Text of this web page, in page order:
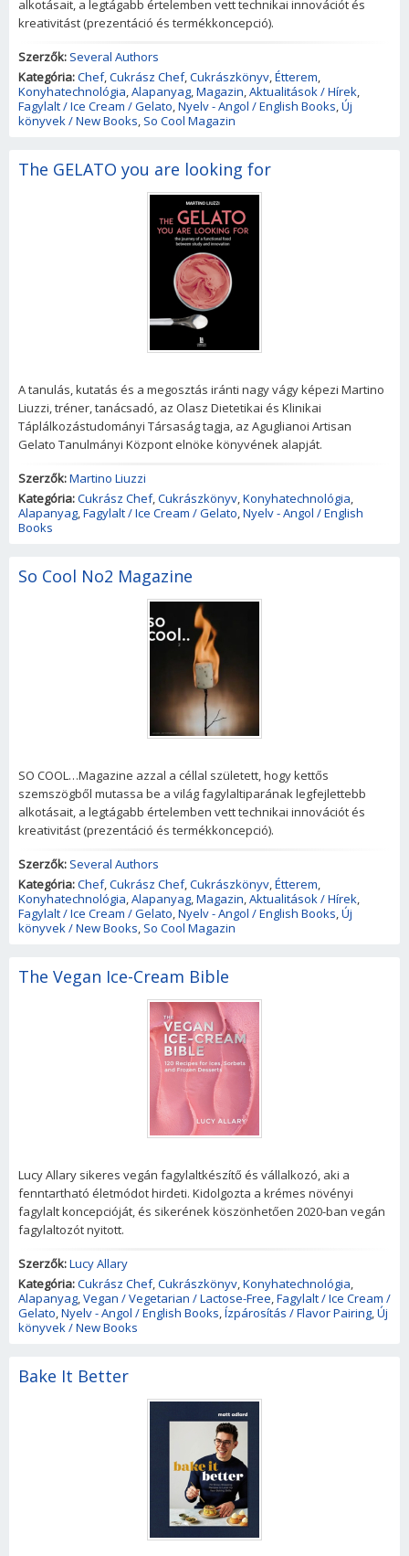
alkotásait, a legtágabb értelemben vett technikai innovációt és
kreativitást (prezentáció és termékkoncepció).
Szerzők: Several Authors
Kategória:Chef,Cukrász Chef,Cukrászkönyv,Étterem,
Konyhatechnológia,Alapanyag,Magazin,Aktualitások / Hírek,
Fagylalt / Ice Cream / Gelato,Nyelv - Angol / English Books,Új
könyvek / New Books, So Cool Magazin
The GELATO you are looking for
A tanulás, kutatás és a megosztás iránti nagy vágy képezi Martino
Liuzzi, tréner, tanácsadó, az Olasz Dietetikai és Klinikai
Táplálkozástudományi Társaság tagja, az Aguglianoi Artisan
Gelato Tanulmányi Központ elnöke könyvének alapját.
Szerzők:Martino Liuzzi
Kategória:Cukrász Chef,Cukrászkönyv,Konyhatechnológia,
Alapanyag,Fagylalt / Ice Cream / Gelato,Nyelv - Angol / English
Books
So Cool No2 Magazine
SO COOL…Magazine azzal a céllal született, hogy kettős
szemszögből mutassa be a világ fagylaltiparának legfejlettebb
alkotásait, a legtágabb értelemben vett technikai innovációt és
kreativitást (prezentáció és termékkoncepció).
Szerzők: Several Authors
Kategória:Chef,Cukrász Chef,Cukrászkönyv,Étterem,
Konyhatechnológia,Alapanyag,Magazin,Aktualitások / Hírek,
Fagylalt / Ice Cream / Gelato,Nyelv - Angol / English Books,Új
könyvek / New Books, So Cool Magazin
The Vegan Ice-Cream Bible
Lucy Allary sikeres vegán fagylaltkészítő és vállalkozó, aki a
fenntartható életmódot hirdeti. Kidolgozta a krémes növényi
fagylalt koncepcióját, és sikerének köszönhetően 2020-ban vegán
fagylaltozót nyitott.
Szerzők:Lucy Allary
Kategória:Cukrász Chef,Cukrászkönyv,Konyhatechnológia,
Alapanyag,Vegan / Vegetarian / Lactose-Free,Fagylalt / Ice Cream /
Gelato,Nyelv - Angol / English Books,Ízpárosítás / Flavor Pairing,Új
könyvek / New Books
Bake It Better